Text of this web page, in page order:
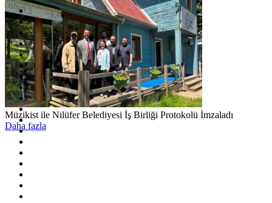
Müzikist ile Nilüfer Belediyesi İş Birliği Protokolü İmzaladı
Daha fazla